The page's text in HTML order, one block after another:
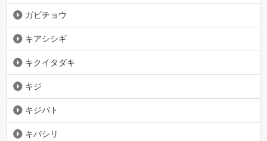
ガビチョウ
キアシシギ
キクイタダキ
キジ
キジバト
キバシリ